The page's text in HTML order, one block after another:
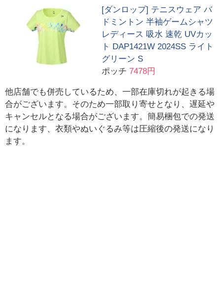
[ダンロップ] テニスウェア バ
ドミントン 半袖ゲームシャツ
レディース 吸水 速乾 UVカッ
ト DAP1421W 2024SS ライト
グリーン S
ポッチ 7478円
他店舗でも併売しているため、一部在庫切れが起きる場
合がございます。そのため一部取り寄せとなり、遅延や
キャンセルとなる場合がございます。簡易梱包での発送
になります、衣類やぬいぐるみ等は圧縮後の発送になり
ます。